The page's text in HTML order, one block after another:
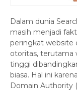
Dalam dunia
masih menjadi
peringkat website
otoritas, terutama
tinggi
biasa. Hal ini
Domain Authority